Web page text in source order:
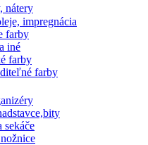
nátery
impregnácia
farby
iné
farby
farby
sekáče